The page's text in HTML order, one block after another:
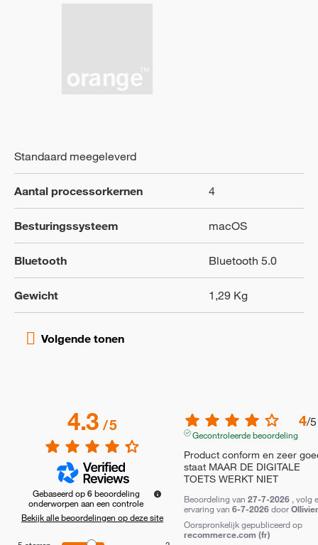
Standaard meegeleverd
Aantal processorkernen 4
Besturingssysteem macOS
Bluetooth Bluetooth 5.0
Gewicht 1,29 Kg
4.3/5
Gebaseerd op6 beoordeling
onderworpen aan een controle
Bekijk alle beoordelingen op deze site
4/5
Gecontroleerde beoordeling
Product conform en zeer
staat MAAR DE DIGITALE
TOETS WERKT NIET
Beoordeling van 27-7-2026 , volg
ervaring van 6-7-2026 door
Oorspronkelijk gepubliceerd op
recommerce.com (fr)